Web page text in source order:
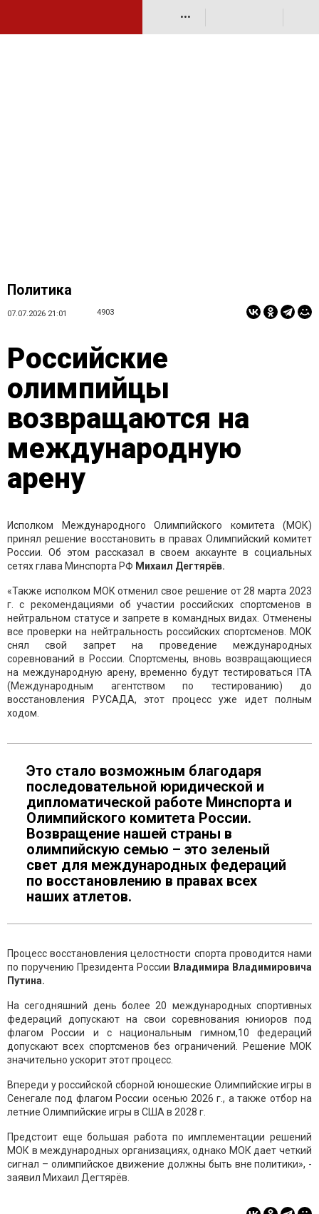
•••
Политика
07.07.2026 21:01 4903
Российские
олимпийцы
возвращаются на
международную
арену
Исполком Международного Олимпийского комитета (МОК)
принял решение восстановить в правах Олимпийский комитет
России. Об этом рассказал в своем аккаунте в социальных
сетях глава Минспорта РФ Михаил Дегтярёв.
«Также исполком МОК отменил свое решение от 28 марта 2023
г. с рекомендациями об участии российских спортсменов в
нейтральном статусе и запрете в командных видах. Отменены
все проверки на нейтральность российских спортсменов. МОК
снял свой запрет на проведение международных
соревнований в России. Спортсмены, вновь возвращающиеся
на международную арену, временно будут тестироваться ITA
(Международным агентством по тестированию) до
восстановления РУСАДА, этот процесс уже идет полным
ходом.
Это стало возможным благодаря
последовательной юридической и
дипломатической работе Минспорта и
Олимпийского комитета России.
Возвращение нашей страны в
олимпийскую семью – это зеленый
свет для международных федераций
по восстановлению в правах всех
наших атлетов.
Процесс восстановления целостности спорта проводится нами
по поручению Президента России Владимира Владимировича
Путина.
На сегодняшний день более 20 международных спортивных
федераций допускают на свои соревнования юниоров под
флагом России и с национальным гимном,10 федераций
допускают всех спортсменов без ограничений. Решение МОК
значительно ускорит этот процесс.
Впереди у российской сборной юношеские Олимпийские игры в
Сенегале под флагом России осенью 2026 г., а также отбор на
летние Олимпийские игры в США в 2028 г.
Предстоит еще большая работа по имплементации решений
МОК в международных организациях, однако МОК дает четкий
сигнал – олимпийское движение должны быть вне политики», -
заявил Михаил Дегтярёв.